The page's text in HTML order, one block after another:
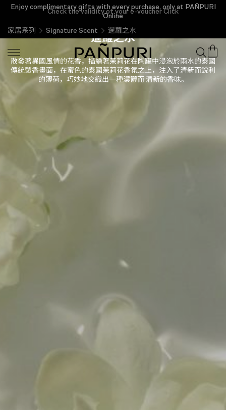
Check the validity of your e-voucher Click
Enjoy complimentary gifts with every purchase, only at PAÑPURI
Online
家居系列
Signature Scent 暹羅之水
暹羅之水
散發著異國風情的花香，描繪著茉莉花在陶罐中浸泡於雨水的泰國
傳統製香畫面，在蜜色的泰國茉莉花香氛之上，注入了清新而銳利
的薄荷，巧妙地交織出一種濃鬱而 清新的香味。